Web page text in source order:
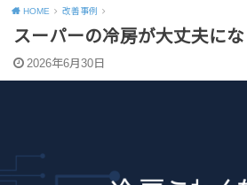
HOME 改善事例
スーパーの冷房が大丈夫に
2026年6月30日